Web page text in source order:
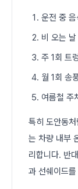
운전 중 음
비 오는
주 1회 트
월 1회 송
여름철 주
특히 도안동
는 차량 내부
리합니다. 반
과 선쉐이드